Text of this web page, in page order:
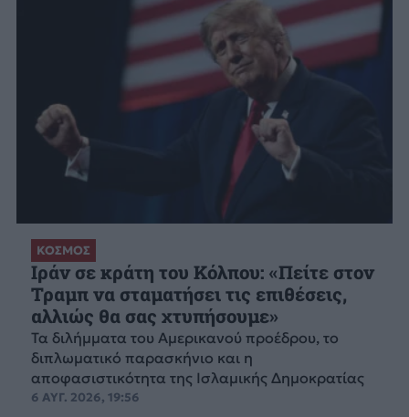
ΚΟΣΜΟΣ
Ιράν σε κράτη του Κόλπου: «Πείτε στον
Τραμπ να σταματήσει τις επιθέσεις,
αλλιώς θα σας χτυπήσουμε»
Τα διλήμματα του Αμερικανού προέδρου, το
διπλωματικό παρασκήνιο και η
αποφασιστικότητα της Ισλαμικής Δημοκρατίας
6 ΑΥΓ. 2026, 19:56